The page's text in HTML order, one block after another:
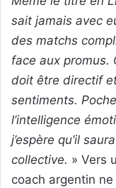
sait jamais avec
des matchs
face aux promus.
doit être directif
sentiments.
l’intelligence
j’espère qu’il
collective. » Vers
coach argentin